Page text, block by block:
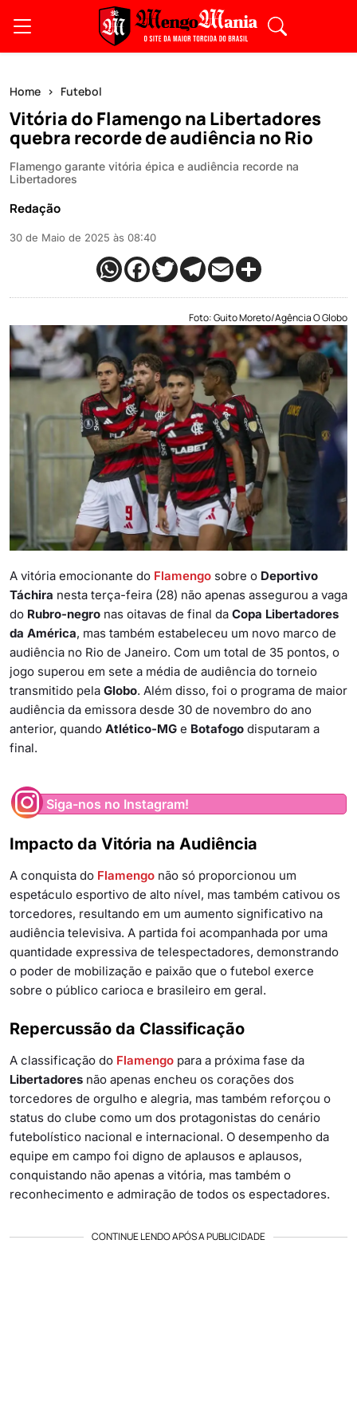
Home Futebol
Vitória do Flamengo na Libertadores
quebra recorde de audiência no Rio
Flamengo garante vitória épica e audiência recorde na
Libertadores
Redação
30 de Maio de 2025 às 08:40
Foto: Guito Moreto/Agência O Globo
A vitória emocionante do Flamengo sobre o Deportivo
Táchira nesta terça-feira (28) não apenas assegurou a vaga
do Rubro-negro nas oitavas de final da Copa Libertadores
da América, mas também estabeleceu um novo marco de
audiência no Rio de Janeiro. Com um total de 35 pontos, o
jogo superou em sete a média de audiência do torneio
transmitido pela Globo. Além disso, foi o programa de maior
audiência da emissora desde 30 de novembro do ano
anterior, quando Atlético-MG e Botafogo disputaram a
final.
Siga-nos no Instagram!
Impacto da Vitória na Audiência
A conquista do Flamengo não só proporcionou um
espetáculo esportivo de alto nível, mas também cativou os
torcedores, resultando em um aumento significativo na
audiência televisiva. A partida foi acompanhada por uma
quantidade expressiva de telespectadores, demonstrando
o poder de mobilização e paixão que o futebol exerce
sobre o público carioca e brasileiro em geral.
Repercussão da Classificação
A classificação do Flamengo para a próxima fase da
Libertadores não apenas encheu os corações dos
torcedores de orgulho e alegria, mas também reforçou o
status do clube como um dos protagonistas do cenário
futebolístico nacional e internacional. O desempenho da
equipe em campo foi digno de aplausos e aplausos,
conquistando não apenas a vitória, mas também o
reconhecimento e admiração de todos os espectadores.
CONTINUE LENDO APÓS A PUBLICIDADE